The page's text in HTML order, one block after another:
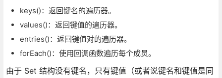
keys()：返回键名的遍历器。
values()：返回键值的遍历器。
entries()：返回键值对的遍历器。
forEach()：使用回调函数遍历每个成员。
由于 Set 结构没有键名，只有键值（或者说键名和键值是同